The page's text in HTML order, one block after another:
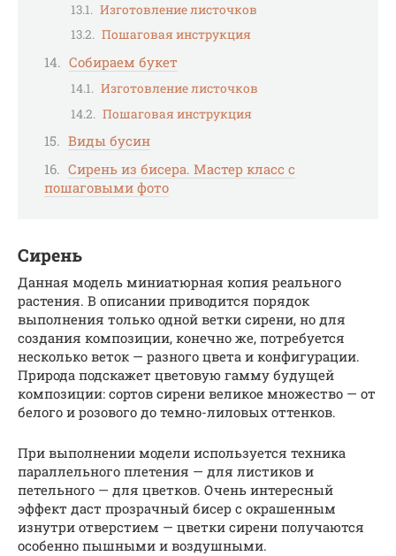
Изготовление листочков
Пошаговая инструкция
Собираем букет
Изготовление листочков
Пошаговая инструкция
Виды бусин
Сирень из бисера. Мастер класс с
пошаговыми фото
Сирень
Данная модель миниатюрная копия реального
растения. В описании приводится порядок
выполнения только одной ветки сирени, но для
создания композиции, конечно же, потребуется
несколько веток — разного цвета и конфигурации.
Природа подскажет цветовую гамму будущей
композиции: сортов сирени великое множество — от
белого и розового до темно-лиловых оттенков.
При выполнении модели используется техника
параллельного плетения — для листиков и
петельного — для цветков. Очень интересный
эффект даст прозрачный бисер с окрашенным
изнутри отверстием — цветки сирени получаются
особенно пышными и воздушными.